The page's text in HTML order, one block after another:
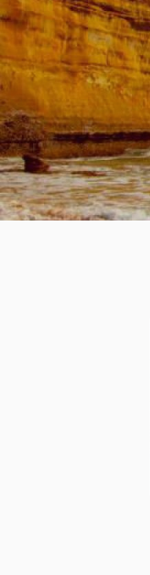
ン
ン
ツ
へ
ス
キ
ッ
プ